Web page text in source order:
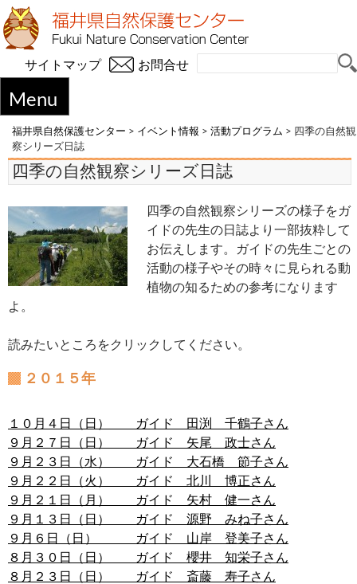
お問合せ
サイトマップ
Menu
福井県自然保護センター > イベント情報 > 活動プログラム > 四季の自然観
察シリーズ日誌
四季の自然観察シリーズ日誌
四季の自然観察シリーズの様子をガ
イドの先生の日誌より一部抜粋して
お伝えします。ガイドの先生ごとの
活動の様子やその時々に見られる動
植物の知るための参考になります
よ。
読みたいところをクリックしてください。
２０１５年
１０月４日（日） ガイド 田渕 千鶴子さん
９月２７日（日） ガイド 矢尾 政士さん
９月２３日（水） ガイド 大石橋 節子さん
９月２２日（火） ガイド 北川 博正さん
９月２１日（月） ガイド 矢村 健一さん
９月１３日（日） ガイド 源野 みね子さん
９月６日（日） ガイド 山岸 登美子さん
８月３０日（日） ガイド 櫻井 知栄子さん
８月２３日（日） ガイド 斎藤 寿子さん